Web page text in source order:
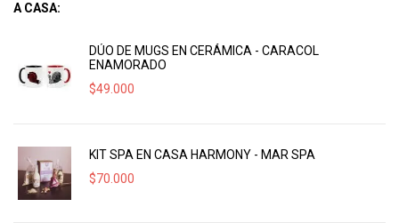
A CASA:
DÚO DE MUGS EN CERÁMICA - CARACOL
ENAMORADO
$49.000
KIT SPA EN CASA HARMONY - MAR SPA
$70.000